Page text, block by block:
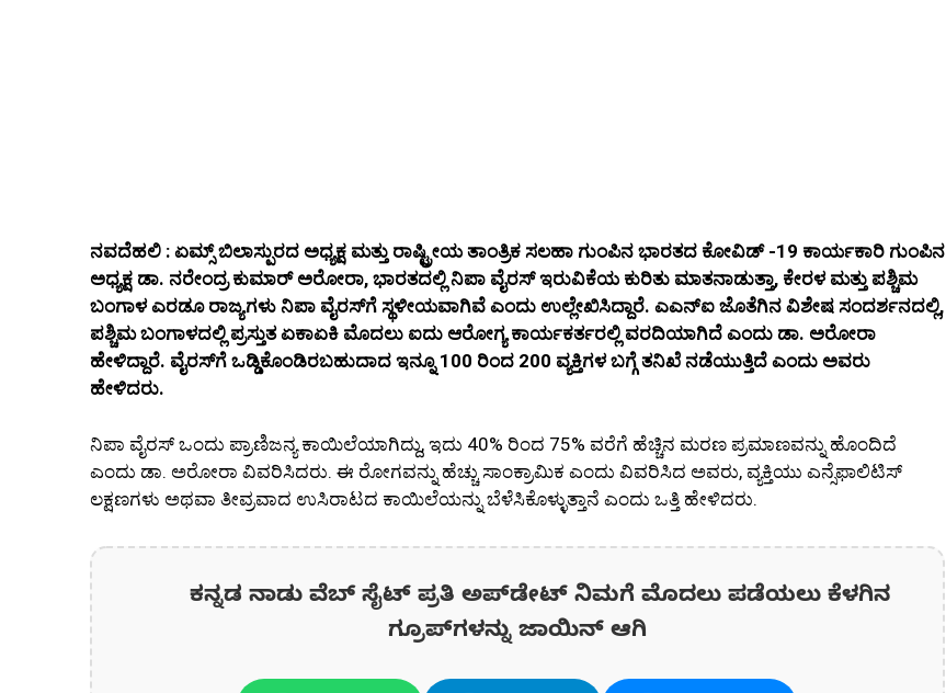
ನವದೆಹಲಿ : ಏಮ್ಸ್ ಬಿಲಾಸ್ಪುರದ ಅಧ್ಯಕ್ಷ ಮತ್ತು ರಾಷ್ಟ್ರೀಯ ತಾಂತ್ರಿಕ ಸಲಹಾ ಗುಂಪಿನ ಭಾರತದ ಕೋವಿಡ್ -19 ಕಾರ್ಯಕಾರಿ ಗುಂಪಿನ
ಅಧ್ಯಕ್ಷ ಡಾ. ನರೇಂದ್ರ ಕುಮಾರ್ ಅರೋರಾ, ಭಾರತದಲ್ಲಿ ನಿಪಾ ವೈರಸ್ ಇರುವಿಕೆಯ ಕುರಿತು ಮಾತನಾಡುತ್ತಾ, ಕೇರಳ ಮತ್ತು ಪಶ್ಚಿಮ
ಬಂಗಾಳ ಎರಡೂ ರಾಜ್ಯಗಳು ನಿಪಾ ವೈರಸ್‌ಗೆ ಸ್ಥಳೀಯವಾಗಿವೆ ಎಂದು ಉಲ್ಲೇಖಿಸಿದ್ದಾರೆ. ಎಎನ್‌ಐ ಜೊತೆಗಿನ ವಿಶೇಷ ಸಂದರ್ಶನದಲ್ಲಿ,
ಪಶ್ಚಿಮ ಬಂಗಾಳದಲ್ಲಿ ಪ್ರಸ್ತುತ ಏಕಾಏಕಿ ಮೊದಲು ಐದು ಆರೋಗ್ಯ ಕಾರ್ಯಕರ್ತರಲ್ಲಿ ವರದಿಯಾಗಿದೆ ಎಂದು ಡಾ. ಅರೋರಾ
ಹೇಳಿದ್ದಾರೆ. ವೈರಸ್‌ಗೆ ಒಡ್ಡಿಕೊಂಡಿರಬಹುದಾದ ಇನ್ನೂ 100 ರಿಂದ 200 ವ್ಯಕ್ತಿಗಳ ಬಗ್ಗೆ ತನಿಖೆ ನಡೆಯುತ್ತಿದೆ ಎಂದು ಅವರು
ಹೇಳಿದರು.
ನಿಪಾ ವೈರಸ್ ಒಂದು ಪ್ರಾಣಿಜನ್ಯ ಕಾಯಿಲೆಯಾಗಿದ್ದು, ಇದು 40% ರಿಂದ 75% ವರೆಗೆ ಹೆಚ್ಚಿನ ಮರಣ ಪ್ರಮಾಣವನ್ನು ಹೊಂದಿದೆ
ಎಂದು ಡಾ. ಅರೋರಾ ವಿವರಿಸಿದರು. ಈ ರೋಗವನ್ನು ಹೆಚ್ಚು ಸಾಂಕ್ರಾಮಿಕ ಎಂದು ವಿವರಿಸಿದ ಅವರು, ವ್ಯಕ್ತಿಯು ಎನ್ಸೆಫಾಲಿಟಿಸ್
ಲಕ್ಷಣಗಳು ಅಥವಾ ತೀವ್ರವಾದ ಉಸಿರಾಟದ ಕಾಯಿಲೆಯನ್ನು ಬೆಳೆಸಿಕೊಳ್ಳುತ್ತಾನೆ ಎಂದು ಒತ್ತಿ ಹೇಳಿದರು.
ಕನ್ನಡ ನಾಡು ವೆಬ್ ಸೈಟ್ ಪ್ರತಿ ಅಪ್‌ಡೇಟ್‌ ನಿಮಗೆ ಮೊದಲು ಪಡೆಯಲು ಕೆಳಗಿನ
ಗ್ರೂಪ್‌ಗಳನ್ನು ಜಾಯಿನ್ ಆಗಿ